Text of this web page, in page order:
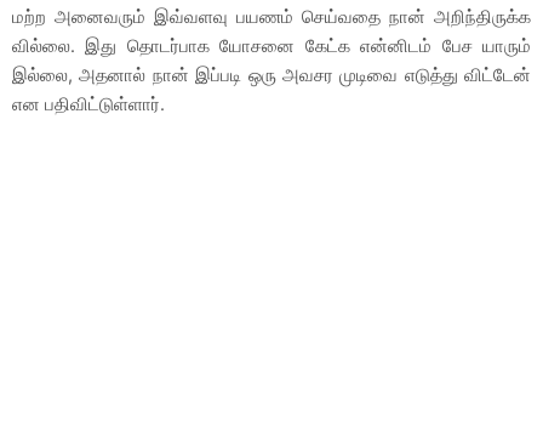
மற்ற அனைவரும் இவ்வளவு பயணம் செய்வதை நான் அறிந்திருக்க
வில்லை. இது தொடர்பாக யோசனை கேட்க என்னிடம் பேச யாரும்
இல்லை, அதனால் நான் இப்படி ஒரு அவசர முடிவை எடுத்து விட்டேன்
என பதிவிட்டுள்ளார்.